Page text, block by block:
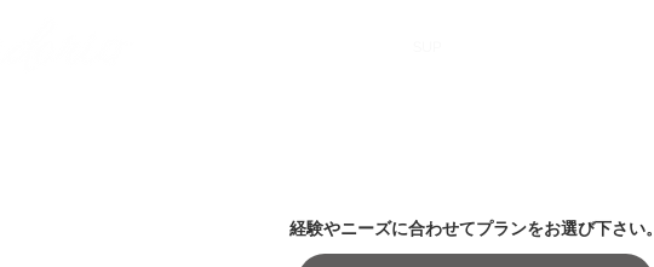
​経験やニーズに合わせてプランをお選び下さい。